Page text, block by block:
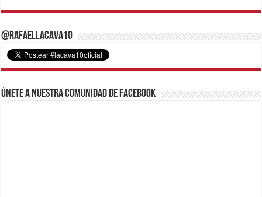
@RafaelLacava10
Únete a nuestra comunidad de Facebook